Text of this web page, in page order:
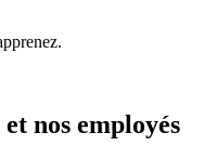
nos employés